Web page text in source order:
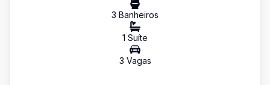
3 Banheiros
1 Suíte
3 Vagas